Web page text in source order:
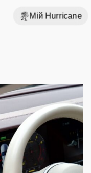
Мій Hurricane